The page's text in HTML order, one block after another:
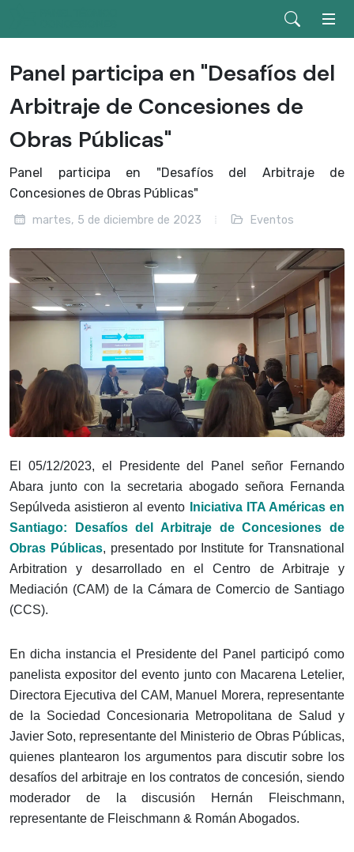
Panel participa en "Desafíos del
Arbitraje de Concesiones de
Obras Públicas"
Panel participa en "Desafíos del Arbitraje de
Concesiones de Obras Públicas"
martes, 5 de diciembre de 2023 Eventos
El 05/12/2023, el Presidente del Panel señor Fernando
Abara junto con la secretaria abogado señora Fernanda
Sepúlveda asistieron al evento
Iniciativa ITA Américas en
Santiago: Desafíos del Arbitraje de Concesiones de
Obras Públicas, presentado por Institute for Transnational
Arbitration y desarrollado en el Centro de Arbitraje y
Mediación (CAM) de la Cámara de Comercio de Santiago
(CCS).
En dicha instancia el Presidente del Panel participó como
panelista expositor del evento junto con Macarena Letelier,
Directora Ejecutiva del CAM, Manuel Morera, representante
de la Sociedad Concesionaria Metropolitana de Salud y
Javier Soto, representante del Ministerio de Obras Públicas,
quienes plantearon los argumentos para discutir sobre los
desafíos del arbitraje en los contratos de concesión, siendo
moderador de la discusión Hernán Fleischmann,
representante de Fleischmann & Román Abogados.